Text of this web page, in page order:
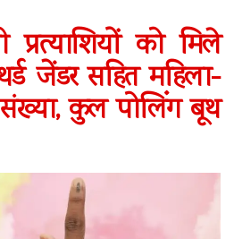
प्रत्याशियों को मिले
जेंडर सहित महिला-
कुल पोलिंग बूथ